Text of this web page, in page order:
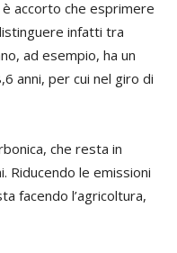
accorto che esprimere
infatti tra
ad esempio, ha un
anni, per cui nel giro di
che resta in
Riducendo le emissioni
facendo l’agricoltura,